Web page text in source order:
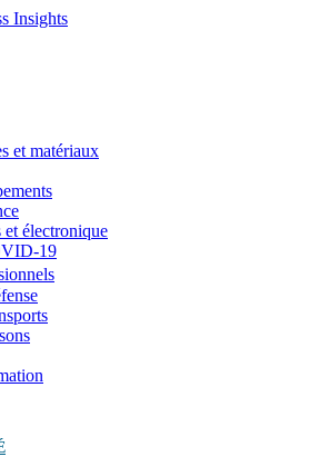
et matériaux
et électronique
19